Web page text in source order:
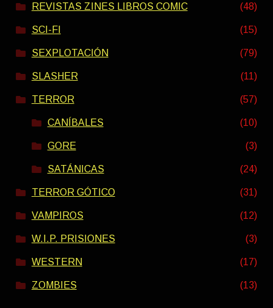
REVISTAS ZINES LIBROS COMIC (48)
SCI-FI (15)
SEXPLOTACIÓN (79)
SLASHER (11)
TERROR (57)
CANÍBALES (10)
GORE (3)
SATÁNICAS (24)
TERROR GÓTICO (31)
VAMPIROS (12)
W.I.P. PRISIONES (3)
WESTERN (17)
ZOMBIES (13)